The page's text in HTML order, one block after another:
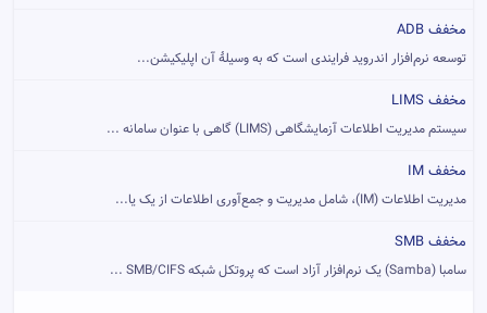
مخفف ADB
توسعه نرم‌افزار اندروید فرایندی است که به وسیلهٔ آن اپلیکیشن...
مخفف LIMS
سیستم مدیریت اطلاعات آزمایشگاهی (LIMS) گاهی با عنوان سامانه ...
مخفف IM
مدیریت اطلاعات (IM)، شامل مدیریت و جمع‌آوری اطلاعات از یک یا...
مخفف SMB
سامبا (Samba) یک نرم‌افزار آزاد است که پروتکل شبکه SMB/CIFS ...